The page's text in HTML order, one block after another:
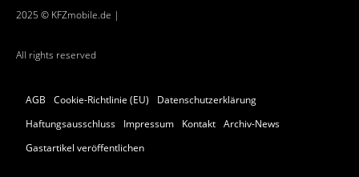
2025 © KFZmobile.de |
All rights reserved
AGB Cookie-Richtlinie (EU)
Datenschutzerklärung
Haftungsausschluss
Impressum Kontakt Archiv-News
Gastartikel veröffentlichen